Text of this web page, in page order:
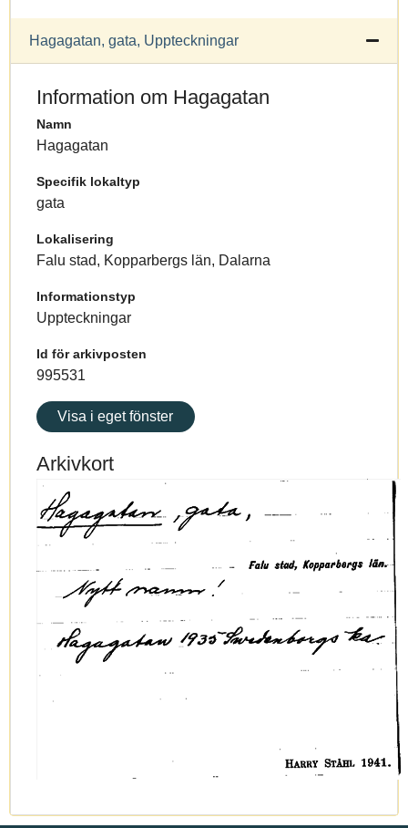
Hagagatan, gata, Uppteckningar
Information om Hagagatan
Namn
Hagagatan
Specifik lokaltyp
gata
Lokalisering
Falu stad, Kopparbergs län, Dalarna
Informationstyp
Uppteckningar
Id för arkivposten
995531
Visa i eget fönster
Arkivkort